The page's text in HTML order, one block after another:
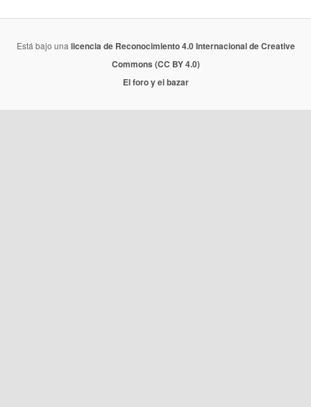
Está bajo unalicencia de Reconocimiento 4.0 Internacional de Creative
Commons (CC BY 4.0)
El foro y el bazar